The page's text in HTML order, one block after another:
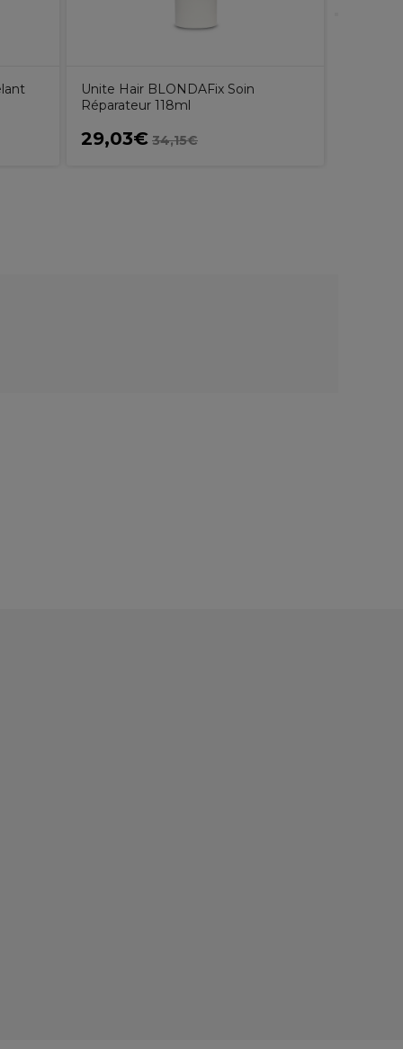
Unite Hair BLONDAFix Soin
Réparateur 118ml
29,03€ 34,15€